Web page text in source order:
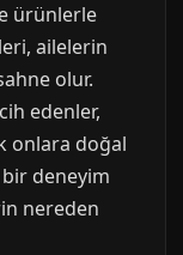
ürünlerle
ailelerin
olur.
edenler,
onlara doğal
deneyim
nereden